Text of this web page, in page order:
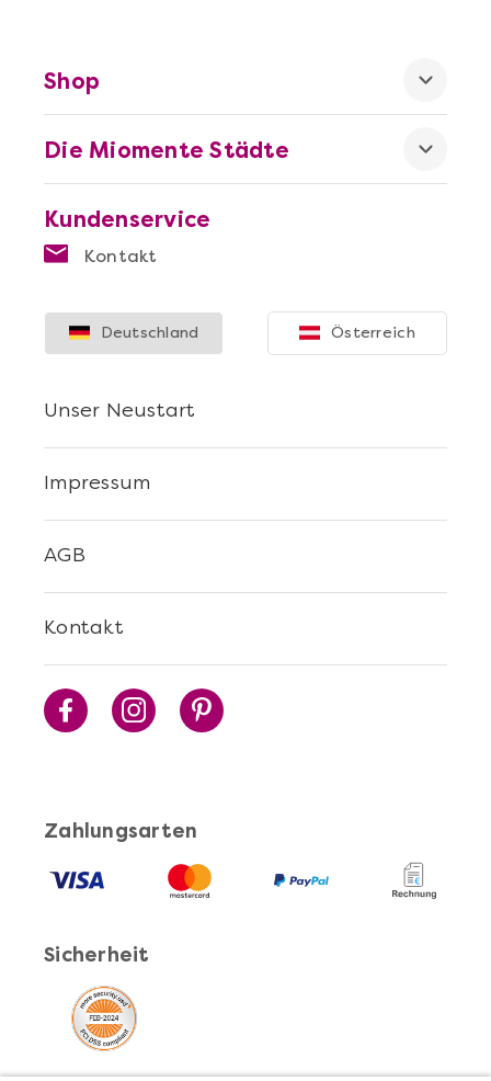
Kundenservice
Kontakt
Die Miomente Städte
Shop
Zahlungsarten
Sicherheit
Kontakt
AGB
Impressum
Unser Neustart
Deutschland Österreich